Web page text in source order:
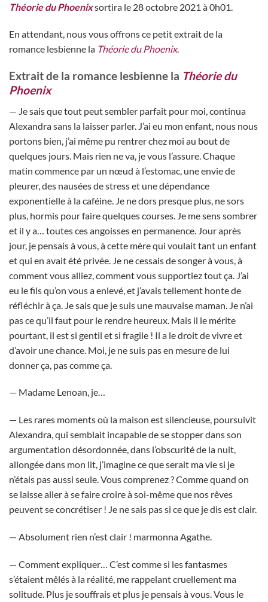
Théorie du Phoenixsortira le 28 octobre 2021 à 0h01.
En attendant, nous vous offrons ce petit extrait de la
romance lesbienne la Théorie du Phoenix.
Extrait de la romance lesbienne la Théorie du
Phoenix
— Je sais que tout peut sembler parfait pour moi, continua
Alexandra sans la laisser parler. J’ai eu mon enfant, nous nous
portons bien, j’ai même pu rentrer chez moi au bout de
quelques jours. Mais rien ne va, je vous l’assure. Chaque
matin commence par un nœud à l’estomac, une envie de
pleurer, des nausées de stress et une dépendance
exponentielle à la caféine. Je ne dors presque plus, ne sors
plus, hormis pour faire quelques courses. Je me sens sombrer
et il y a… toutes ces angoisses en permanence. Jour après
jour, je pensais à vous, à cette mère qui voulait tant un enfant
et qui en avait été privée. Je ne cessais de songer à vous, à
comment vous alliez, comment vous supportiez tout ça. J’ai
eu le fils qu’on vous a enlevé, et j’avais tellement honte de
réfléchir à ça. Je sais que je suis une mauvaise maman. Je n’ai
pas ce qu’il faut pour le rendre heureux. Mais il le mérite
pourtant, il est si gentil et si fragile ! Il a le droit de vivre et
d’avoir une chance. Moi, je ne suis pas en mesure de lui
donner ça, pas comme ça.
— Madame Lenoan, je…
— Les rares moments où la maison est silencieuse, poursuivit
Alexandra, qui semblait incapable de se stopper dans son
argumentation désordonnée, dans l’obscurité de la nuit,
allongée dans mon lit, j’imagine ce que serait ma vie si je
n’étais pas aussi seule. Vous comprenez ? Comme quand on
se laisse aller à se faire croire à soi-même que nos rêves
peuvent se concrétiser ! Je ne sais pas si ce que je dis est clair.
— Absolument rien n’est clair ! marmonna Agathe.
— Comment expliquer… C’est comme si les fantasmes
s’étaient mêlés à la réalité, me rappelant cruellement ma
solitude. Plus je souffrais et plus je pensais à vous. Vous le